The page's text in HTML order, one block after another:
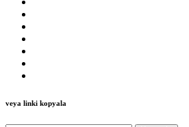
veya linki kopyala